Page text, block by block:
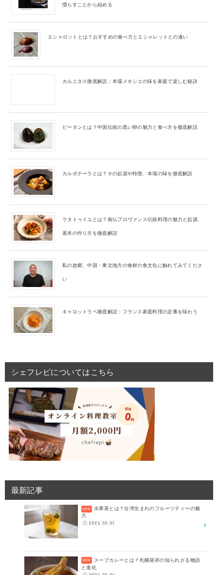
慣らすことから始める
エシャロットとは？おすすめの食べ方とエシャレットとの違い
カルニタス徹底解説：本場メキシコの味を家庭で楽しむ秘訣
ピータンとは？中国伝統の黒い卵の魅力と食べ方を徹底解説
カルボナーラとは？その起源や特徴、本場の味を徹底解説
ラタトゥイユとは？南仏プロヴァンス伝統料理の魅力と起源、
基本の作り方を徹底解説
私の故郷、中国・東北地方の食材の食文化に触れてみてくださ
い
キャロットラペ徹底解説：フランス家庭料理の定番を味わう
シェフレピについてはこちら
最新記事
水果茶とは？台湾生まれのフルーツティーの魅
力
2026.08.07
スープカレーとは？札幌発祥の知られざる物語
と進化